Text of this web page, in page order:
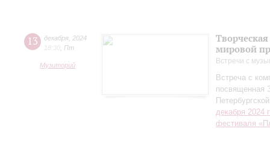
13 декабря 2024
18:30 Пт
Музиторий
мировой
Встречи с
Встреча с
посвященная
декабря 2024
фестиваля